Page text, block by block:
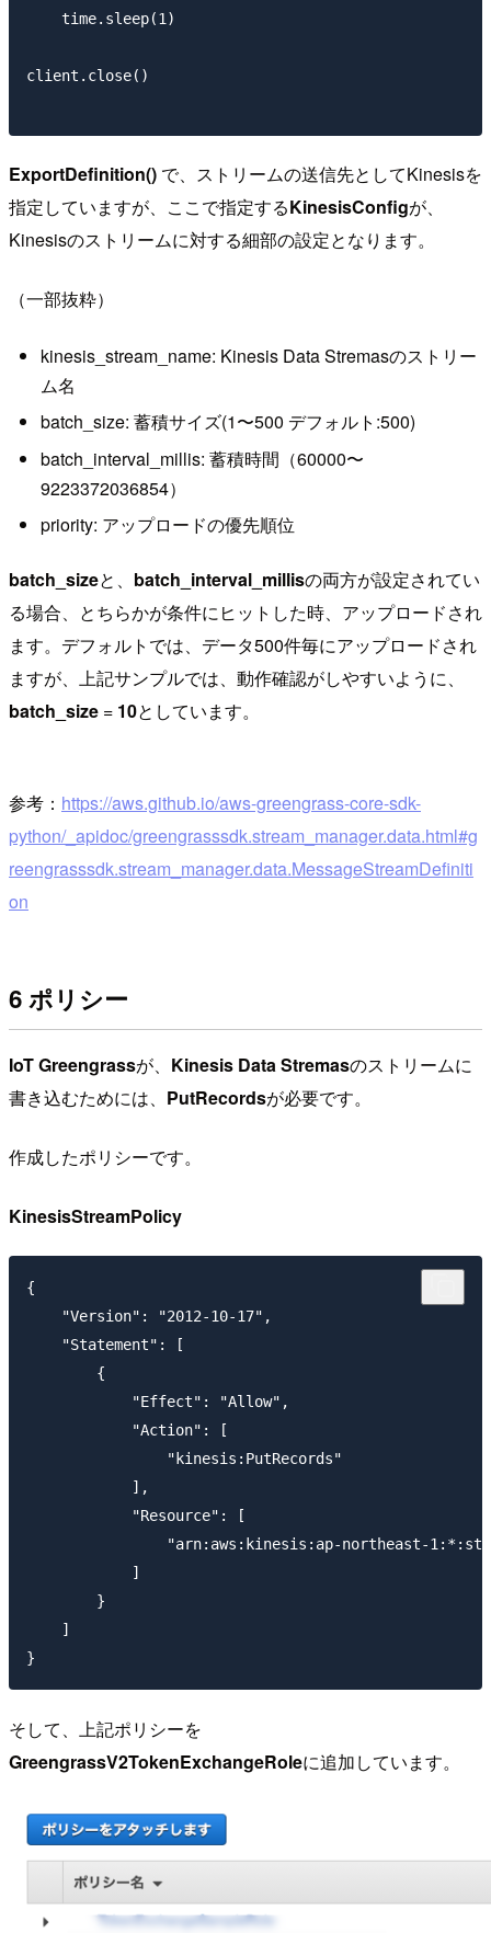
    time.sleep(1)
client.close()
ExportDefinition() で、ストリームの送信先としてKinesisを
指定していますが、ここで指定するKinesisConfigが、
Kinesisのストリームに対する細部の設定となります。
（一部抜粋）
kinesis_stream_name: Kinesis Data Stremasのストリー
ム名
batch_size: 蓄積サイズ(1〜500 デフォルト:500)
batch_interval_millis: 蓄積時間（60000〜
9223372036854）
priority: アップロードの優先順位
batch_sizeと、 batch_interval_millisの両方が設定されてい
る場合、とちらかが条件にヒットした時、アップロードされ
ます。デフォルトでは、データ500件毎にアップロードされ
ますが、上記サンプルでは、動作確認がしやすいように、
batch_size = 10としています。
参考： https://aws.github.io/aws-greengrass-core-sdk-
python/_apidoc/greengrasssdk.stream_manager.data.html#g
reengrasssdk.stream_manager.data.MessageStreamDefiniti
on
6 ポリシー
IoT Greengrassが、 Kinesis Data Stremasのストリームに
書き込むためには、 PutRecordsが必要です。
作成したポリシーです。
KinesisStreamPolicy
{
    "Version": "2012-10-17",
    "Statement": [
        {
            "Effect": "Allow",
            "Action": [
                "kinesis:PutRecords"
            ],
            "Resource": [
"arn:aws:kinesis:ap-northeast-
            ]
        }
    ]
そして、上記ポリシーを
GreengrassV2TokenExchangeRoleに追加しています。